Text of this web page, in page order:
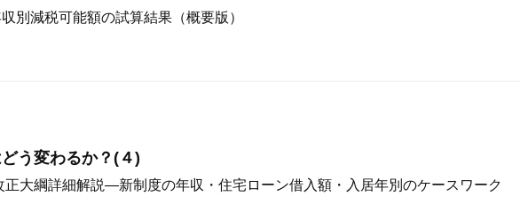
別減税可能額の試算結果（概要版）
う変わるか？(４)
正大綱詳細解説—新制度の年収・住宅ローン借入額・入居年別のケースワーク